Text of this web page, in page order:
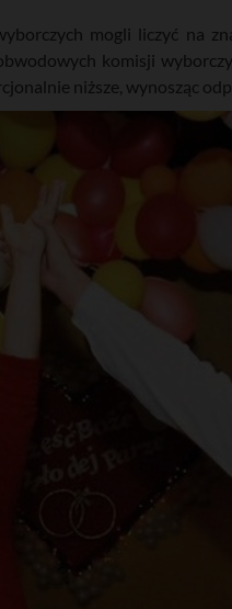
mogli liczyć na
komisji
niższe, wynosząc